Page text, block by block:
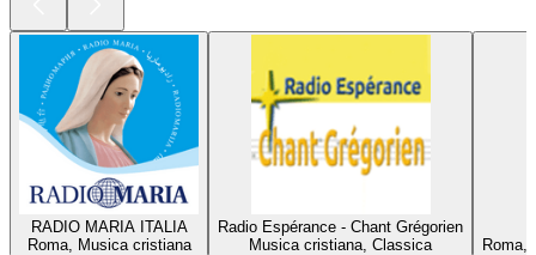
RADIO MARIA ITALIA
Roma, Musica cristiana
Radio Espérance - Chant Grégorien
Musica cristiana, Classica
Roma,